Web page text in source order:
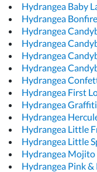
Hydrangea Baby
Hydrangea Bonfire
Hydrangea
Hydrangea
Hydrangea
Hydrangea
Hydrangea
Hydrangea First
Hydrangea Graffiti
Hydrangea
Hydrangea Little
Hydrangea Little
Hydrangea Mojito
Hydrangea Pink &